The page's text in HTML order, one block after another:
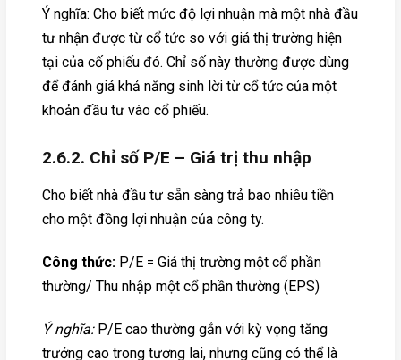
Ý nghĩa: Cho biết mức độ lợi nhuận mà một nhà đầu
tư nhận được từ cổ tức so với giá thị trường hiện
tại của cố phiếu đó. Chỉ số này thường được dùng
để đánh giá khả năng sinh lời từ cổ tức của một
khoản đầu tư vào cổ phiếu.
2.6.2. Chỉ số P/E – Giá trị thu nhập
Cho biết nhà đầu tư sẵn sàng trả bao nhiêu tiền
cho một đồng lợi nhuận của công ty.
Công thức: P/E = Giá thị trường một cổ phần
thường/ Thu nhập một cổ phần thường (EPS)
Ý nghĩa:P/E cao thường gắn với kỳ vọng tăng
trưởng cao trong tương lai, nhưng cũng có thể là